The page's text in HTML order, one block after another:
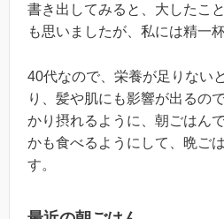
書き出してみると、大したこ
も思いましたが、私には精一
40代なので、栄養が足りない
り、髪や肌にも影響が出るの
かり摂れるように、朝ごはん
かも食べるようにして、晩ご
す。